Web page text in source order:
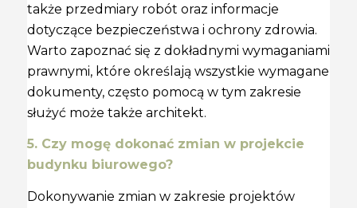
także przedmiary robót oraz informacje
dotyczące bezpieczeństwa i ochrony zdrowia.
Warto zapoznać się z dokładnymi wymaganiami
prawnymi, które określają wszystkie wymagane
dokumenty, często pomocą w tym zakresie
służyć może także architekt.
5. Czy mogę dokonać zmian w projekcie
budynku biurowego?
Dokonywanie zmian w zakresie projektów